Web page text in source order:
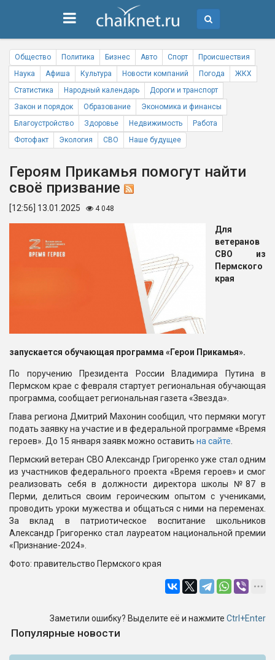
Общество Политика Бизнес Авто Спорт
Происшествия
Наука
Афиша Культура Новости компаний Погода
ЖКХ
Статистика
Народный календарь
Дороги и транспорт
Закон и порядок
Образование
Экономика и финансы
Благоустройство
Здоровье Недвижимость
Работа
Фотофакт
Экология СВО Наше будущее
Героям Прикамья помогут найти
своё призвание
[12:56] 13.01.2025 4 048
Для
ветеранов
СВО из
Пермского
края
запускается обучающая программа «Герои Прикамья».
По поручению Президента России Владимира Путина в
Пермском крае с февраля стартует региональная обучающая
программа, сообщает региональная газета «Звезда».
Глава региона Дмитрий Махонин сообщил, что пермяки могут
подать заявку на участие и в федеральной программе «Время
героев». До 15 января заявк можно оставить на сайте
Пермский ветеран СВО Александр Григоренко уже стал одним
из участников федерального проекта «Время героев» и смог
реализовать себя в должности директора школы №87 в
Перми, делиться своим героическим опытом с учениками,
проводить уроки мужества и общаться с ними на переменах.
За вклад в патриотическое воспитание школьников
Александр Григоренко стал лауреатом национальной премии
«Признание-2024».
Фото: правительство Пермского края
Заметили ошибку? Выделите её и нажмите Ctrl+Enter
Популярные новости